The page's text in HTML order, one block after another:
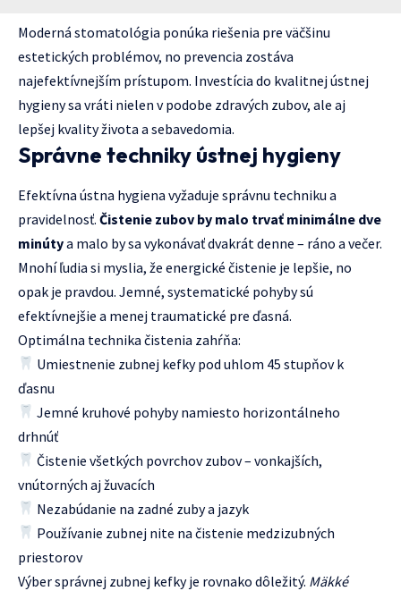
Moderná stomatológia ponúka riešenia pre väčšinu
estetických problémov, no prevencia zostáva
najefektívnejším prístupom. Investícia do kvalitnej ústnej
hygieny sa vráti nielen v podobe zdravých zubov, ale aj
lepšej kvality života a sebavedomia.
Správne techniky ústnej hygieny
Efektívna ústna hygiena vyžaduje správnu techniku a
pravidelnosť. Čistenie zubov by malo trvať minimálne dve
minútya malo by sa vykonávať dvakrát denne – ráno a večer.
Mnohí ľudia si myslia, že energické čistenie je lepšie, no
opak je pravdou. Jemné, systematické pohyby sú
efektívnejšie a menej traumatické pre ďasná.
Optimálna technika čistenia zahŕňa:
Umiestnenie zubnej kefky pod uhlom 45 stupňov k
ďasnu
Jemné kruhové pohyby namiesto horizontálneho
drhnúť
Čistenie všetkých povrchov zubov – vonkajších,
vnútorných aj žuvacích
Nezabúdanie na zadné zuby a jazyk
Používanie zubnej nite na čistenie medzizubných
priestorov
Výber správnej zubnej kefky je rovnako dôležitý. Mäkké